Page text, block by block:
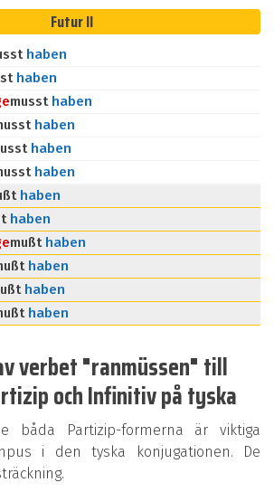
Futur II
haben
haben
musst haben
haben
haben
haben
haben
haben
mußt haben
haben
haben
haben
verbet "ranmüssen" till
och Infinitiv på tyska
båda Partizip-formerna är viktiga
i den tyska konjugationen. De